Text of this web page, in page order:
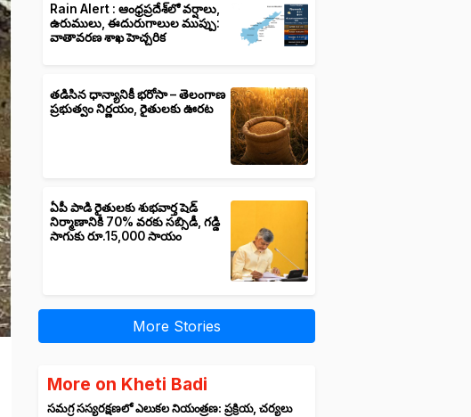
Rain Alert : ఆంధ్రప్రదేశ్‌లో వర్షాలు,
ఉరుములు, ఈదురుగాలుల ముప్పు:
వాతావరణ శాఖ హెచ్చరిక
తడిసిన ధాన్యానికీ భరోసా – తెలంగాణ
ప్రభుత్వం నిర్ణయం, రైతులకు ఊరట
ఏపీ పాడి రైతులకు శుభవార్త షెడ్
నిర్మాణానికి 70% వరకు సబ్సిడీ, గడ్డి
సాగుకు రూ.15,000 సాయం
More Stories
More on Kheti Badi
సమగ్ర సస్యరక్షణలో ఎలుకల నియంత్రణ: ప్రక్రియ, చర్యలు